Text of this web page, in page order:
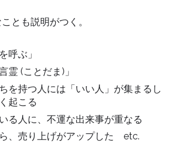
とも説明がつく。
呼ぶ」
霊 (ことだま)」
を持つ人には「いい人」が集まるし
起こる
る人に、不運な出来事が重なる
、売り上げがアップした etc.